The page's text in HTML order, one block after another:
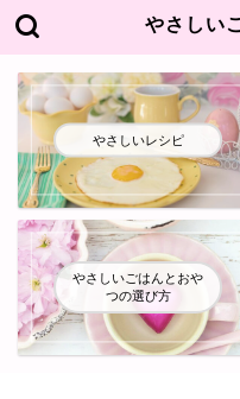
やさしい
やさしいレシピ
やさしいごはんとおや
つの選び方